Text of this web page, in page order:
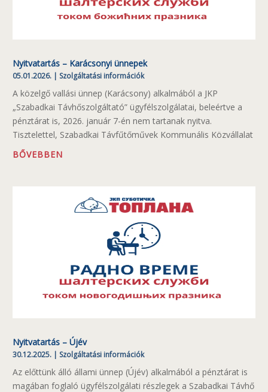
Nyitvatartás – Karácsonyi ünnepek
05.01.2026. | Szolgáltatási információk
A közelgő vallási ünnep (Karácsony) alkalmából a JKP
„Szabadkai Távhőszolgáltató” ügyfélszolgálatai, beleértve a
pénztárat is, 2026. január 7-én nem tartanak nyitva.
Tisztelettel, Szabadkai Távfűtőművek Kommunális Közvállalat
BŐVEBBEN
Nyitvatartás – Újév
30.12.2025. | Szolgáltatási információk
Az előttünk álló állami ünnep (Újév) alkalmából a pénztárat is
magában foglaló ügyfélszolgálati részlegek a Szabadkai Távhő